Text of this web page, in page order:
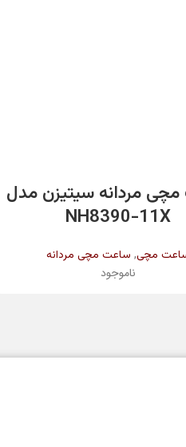
اطلاعات بیشتر
مردانه سیتیزن مدل
NH8390-11X
مچی, ساعت مچی مردانه
ناموجود